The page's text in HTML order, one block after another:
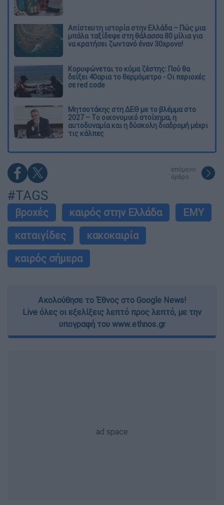
Απίστευτη ιστορία στην Ελλάδα – Πώς μια
μπάλα ταξίδεψε στη θάλασσα 80 μίλια για
να κρατήσει ζωντανό έναν 30χρονο!
Κορυφώνεται το κύμα ζέστης: Πού θα
δείξει 40αρια το θερμόμετρο - Οι περιοχές
σε red code
Μητσοτάκης στη ΔΕΘ με το βλέμμα στο
2027 – Το οικονομικό στοίχημα, η
αυτοδυναμία και η δύσκολη διαδρομή μέχρι
τις κάλπες
επόμενο
άρθρο
#TAGS
βροχές καιρός στην Ελλάδα
ΕΜΥ
καταιγίδες
κακοκαιρία
καιρός σήμερα
Ακολούθησε το Έθνος στο Google News!
Live όλες οι εξελίξεις λεπτό προς λεπτό, με την
υπογραφή του www.ethnos.gr